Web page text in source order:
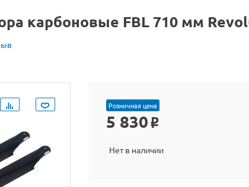
карбоновые FBL 710 мм
Розничная цена
5 830 o
Нет в наличии